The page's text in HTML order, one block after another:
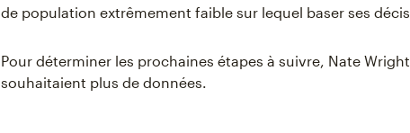
de population extrêmement faible sur lequel baser ses
Pour déterminer les prochaines étapes à suivre, Nate
souhaitaient plus de données.